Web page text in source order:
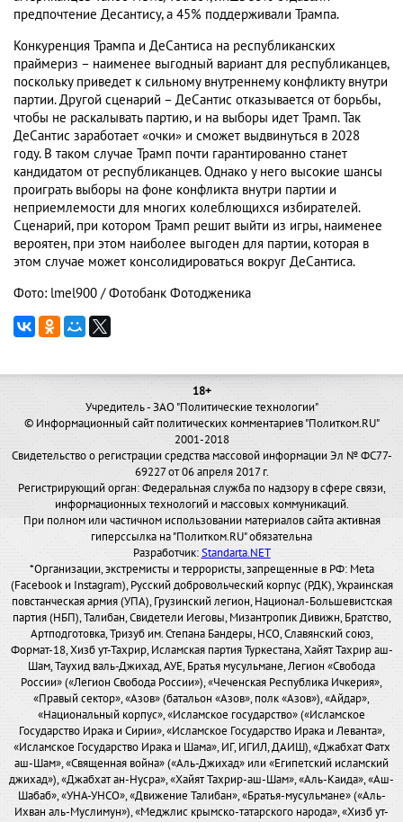
предпочтение Десантису, а 45% поддерживали Трампа.
Конкуренция Трампа и ДеСантиса на республиканских
праймериз – наименее выгодный вариант для республиканцев,
поскольку приведет к сильному внутреннему конфликту внутри
партии. Другой сценарий – ДеСантис отказывается от борьбы,
чтобы не раскалывать партию, и на выборы идет Трамп. Так
ДеСантис заработает «очки» и сможет выдвинуться в 2028
году. В таком случае Трамп почти гарантированно станет
кандидатом от республиканцев. Однако у него высокие шансы
проиграть выборы на фоне конфликта внутри партии и
неприемлемости для многих колеблющихся избирателей.
Сценарий, при котором Трамп решит выйти из игры, наименее
вероятен, при этом наиболее выгоден для партии, которая в
этом случае может консолидироваться вокруг ДеСантиса.
Фото: lmel900 / Фотобанк Фотодженика
18+
Учредитель - ЗАО "Политические технологии"
© Информационный сайт политических комментариев "Политком.RU"
2001-2018
Свидетельство о регистрации средства массовой информации Эл № ФС77-
69227 от 06 апреля 2017 г.
Регистрирующий орган: Федеральная служба по надзору в сфере связи,
информационных технологий и массовых коммуникаций.
При полном или частичном использовании материалов сайта активная
гиперссылка на "Политком.RU" обязательна
Разработчик:Standarta.NET
*Организации, экстремисты и террористы, запрещенные в РФ: Meta
(Facebook и Instagram), Русский добровольческий корпус (РДК), Украинская
повстанческая армия (УПА), Грузинский легион, Национал-Большевистская
партия (НБП), Талибан, Свидетели Иеговы, Мизантропик Дивижн, Братство,
Артподготовка, Тризуб им. Степана Бандеры, НСО, Славянский союз,
Формат-18, Хизб ут-Тахрир, Исламская партия Туркестана, Хайят Тахрир аш-
Шам, Таухид валь-Джихад, АУЕ, Братья мусульмане, Легион «Свобода
России» («Легион Свобода России»), «Чеченская Республика Ичкерия»,
«Правый сектор», «Азов» (батальон «Азов», полк «Азов»), «Айдар»,
«Национальный корпус», «Исламское государство» («Исламское
Государство Ирака и Сирии», «Исламское Государство Ирака и Леванта»,
«Исламское Государство Ирака и Шама», ИГ, ИГИЛ, ДАИШ), «Джабхат Фатх
аш-Шам», «Священная война» («Аль-Джихад» или «Египетский исламский
джихад»), «Джабхат ан-Нусра», «Хайят Тахрир-аш-Шам», «Аль-Каида», «Аш-
Шабаб», «УНА-УНСО», «Движение Талибан», «Братья-мусульмане» («Аль-
Ихван аль-Муслимун»), «Меджлис крымско-татарского народа», «Хизб ут-